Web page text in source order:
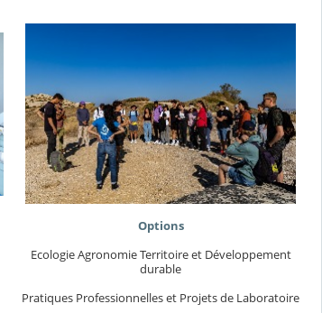
Options
Ecologie Agronomie Territoire et Développement
durable
Pratiques Professionnelles et Projets de Laboratoire